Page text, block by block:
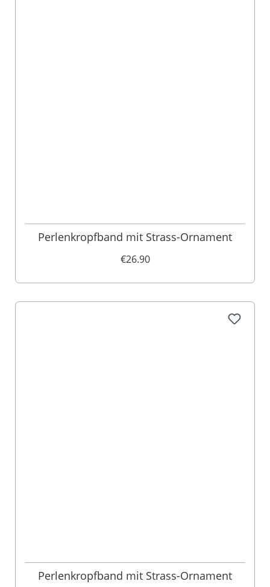
Perlenkropfband mit Strass-Ornament
€26.90
Perlenkropfband mit Strass-Ornament